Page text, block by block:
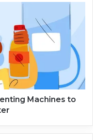
Machines to